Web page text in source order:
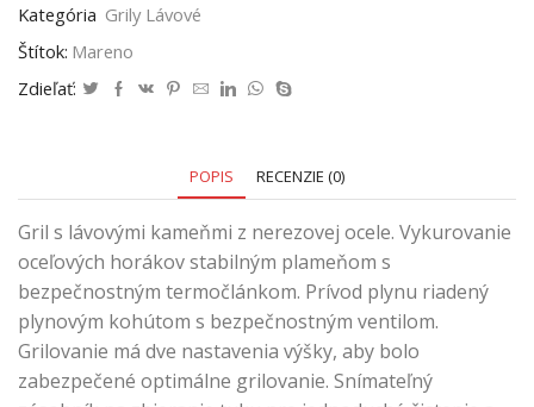
Kategória Grily Lávové
Štítok: Mareno
Zdieľať:
POPIS RECENZIE (0)
Gril s lávovými kameňmi z nerezovej ocele. Vykurovanie
oceľových horákov stabilným plameňom s
bezpečnostným termočlánkom. Prívod plynu riadený
plynovým kohútom s bezpečnostným ventilom.
Grilovanie má dve nastavenia výšky, aby bolo
zabezpečené optimálne grilovanie. Snímateľný